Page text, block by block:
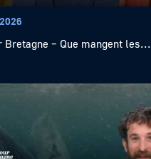
Bretagne – Que mangent les...